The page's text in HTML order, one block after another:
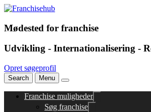
Mødested for franchise
Udvikling - Internationalisering -
Opret søgeprofil
Search Menu
Franchise muligheder
Søg franchise